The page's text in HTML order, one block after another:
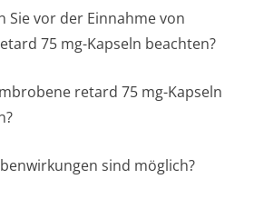
Sie vor der Einnahme von
75 mg-Kapseln beachten?
retard 75 mg-Kapseln
sind möglich?